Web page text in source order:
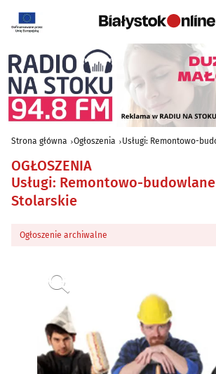
Strona główna Ogłoszenia Usługi: Remontowo-
OGŁOSZENIA
Usługi: Remontowo-
Stolarskie
Ogłoszenie archiwalne